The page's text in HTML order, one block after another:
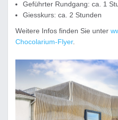
Geführter Rundgang: ca. 1
Giesskurs: ca. 2 Stunden
Weitere Infos finden Sie unter
Chocolarium-Flyer.